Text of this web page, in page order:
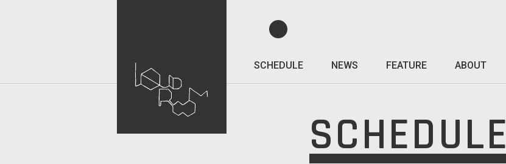
SCHEDULE NEWS FEATURE ABOUT
SCHEDULE